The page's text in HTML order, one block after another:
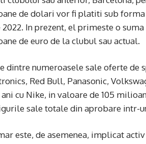
de dolari vor fi platiti sub forma
2022. In prezent, el primeste o
de euro de la clubul sau actual.
dintre numeroasele sale oferte de
Red Bull, Panasonic,
ani cu Nike, in valoare de 105
sale totale din aprobare intr-
este, de asemenea, implicat